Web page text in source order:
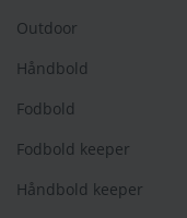
Outdoor
Håndbold
Fodbold
Fodbold keeper
Håndbold keeper